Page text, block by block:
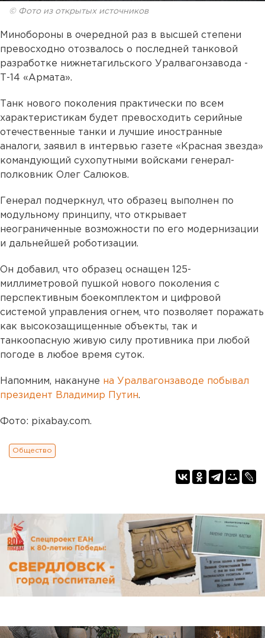
© Фото из открытых источников
Минобороны в очередной раз в высшей степени
превосходно отозвалось о последней танковой
разработке нижнетагильского Уралвагонзавода -
Т-14 «Армата».
Танк нового поколения практически по всем
характеристикам будет превосходить серийные
отечественные танки и лучшие иностранные
аналоги, заявил в интервью газете «Красная звезда»
командующий сухопутными войсками генерал-
полковник Олег Салюков.
Генерал подчеркнул, что образец выполнен по
модульному принципу, что открывает
неограниченные возможности по его модернизации
и дальнейшей роботизации.
Он добавил, что образец оснащен 125-
миллиметровой пушкой нового поколения с
перспективным боекомплектом и цифровой
системой управления огнем, что позволяет поражать
как высокозащищенные объекты, так и
танкоопасную живую силу противника при любой
погоде в любое время суток.
Напомним, накануне на Уралвагонзаводе побывал
президент Владимир Путин.
Фото: pixabay.com.
Общество